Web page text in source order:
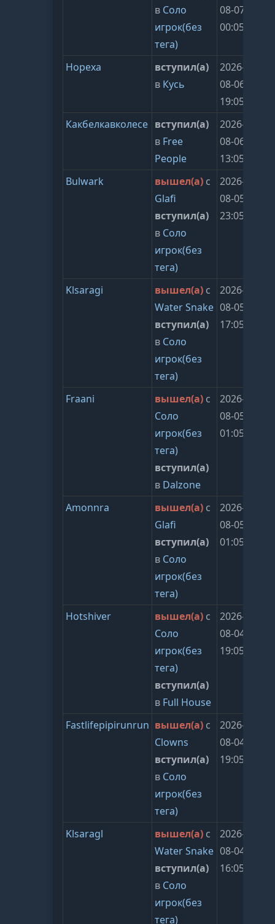
в Соло
игрок(без
тега)
08-07
00:05:27
Нореха
вступил(а)
в Кусь
2026-
08-06
19:05:25
Какбелкавколесе вступил(а)
в Free
People
2026-
08-06
13:05:25
Bulwark
вышел(а) с
Glafi
вступил(а)
в Соло
игрок(без
тега)
2026-
08-05
23:05:27
Klsaragi вышел(а) с
Water Snake
вступил(а)
в Соло
игрок(без
тега)
2026-
08-05
17:05:25
Fraani вышел(а) с
Соло
игрок(без
тега)
вступил(а)
в Dalzone
2026-
08-05
01:05:27
Amonnra вышел(а) с
Glafi
вступил(а)
в Соло
игрок(без
тега)
2026-
08-05
01:05:27
Hotshiver вышел(а) с
Соло
игрок(без
тега)
вступил(а)
в Full House
2026-
08-04
19:05:25
Fastlifepipirunrun вышел(а) с
Clowns
вступил(а)
в Соло
игрок(без
тега)
2026-
08-04
19:05:25
Klsaragl вышел(а) с
Water Snake
вступил(а)
в Соло
игрок(без
тега)
2026-
08-04
16:05:25